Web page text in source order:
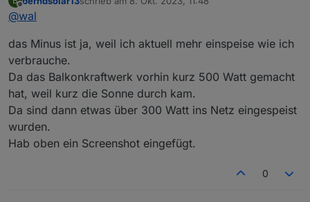
positiv werden kann.
Offline zuletzt editiert von
@wal
das Minus ist ja, weil ich aktuell mehr einspeise wie ich
verbrauche.
Da das Balkonkraftwerk vorhin kurz 500 Watt gemacht
hat, weil kurz die Sonne durch kam.
Da sind dann etwas über 300 Watt ins Netz eingespeist
wurden.
Hab oben ein Screenshot eingefügt.
0